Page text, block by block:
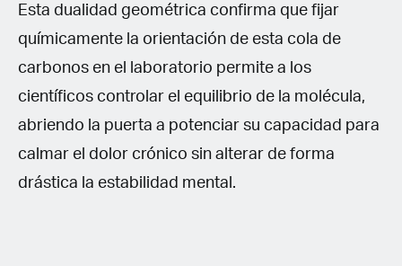
Esta dualidad geométrica confirma que fijar
químicamente la orientación de esta cola de
carbonos en el laboratorio permite a los
científicos controlar el equilibrio de la molécula,
abriendo la puerta a potenciar su capacidad para
calmar el dolor crónico sin alterar de forma
drástica la estabilidad mental.